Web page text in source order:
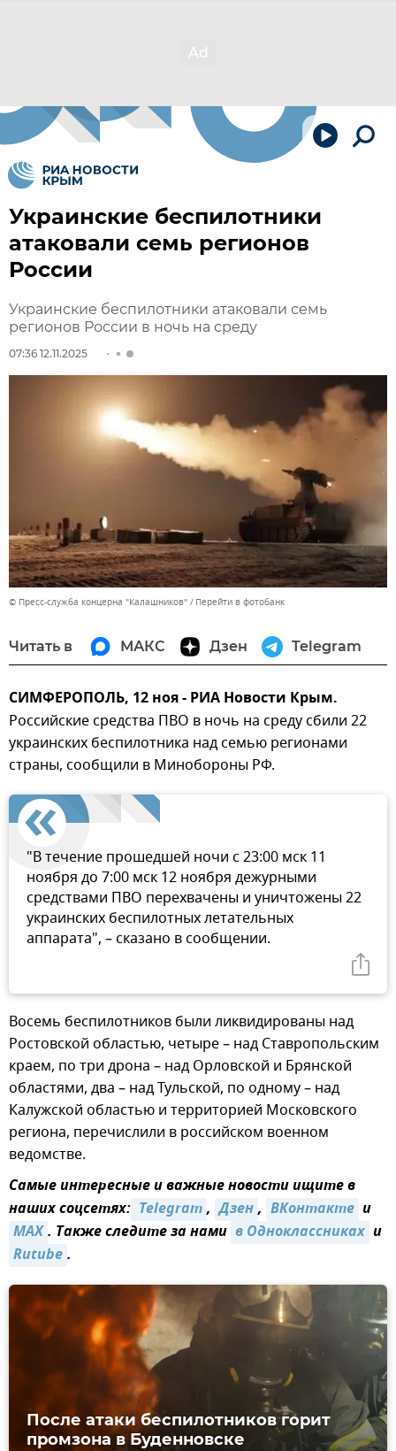
Украинские беспилотники
атаковали семь регионов
России
Украинские беспилотники атаковали семь
регионов России в ночь на среду
07:36 12.11.2025
© Пресс-служба концерна "Калашников" Перейти в фотобанк
Читать в МАКС Дзен Telegram
СИМФЕРОПОЛЬ, 12 ноя - РИА Новости Крым.
Российские средства ПВО в ночь на среду сбили 22
украинских беспилотника над семью регионами
страны, сообщили в Минобороны РФ.
"В течение прошедшей ночи с 23:00 мск 11
ноября до 7:00 мск 12 ноября дежурными
средствами ПВО перехвачены и уничтожены 22
украинских беспилотных летательных
аппарата", – сказано в сообщении.
Восемь беспилотников были ликвидированы над
Ростовской областью, четыре – над Ставропольским
краем, по три дрона – над Орловской и Брянской
областями, два – над Тульской, по одному – над
Калужской областью и территорией Московского
региона, перечислили в российском военном
ведомстве.
Самые интересные и важные новости ищите в
наших соцсетях: Telegram, Дзен, ВКонтакте и
MAX. Также следите за нами в Одноклассниках и
Rutube.
После атаки беспилотников горит
промзона в Буденновске